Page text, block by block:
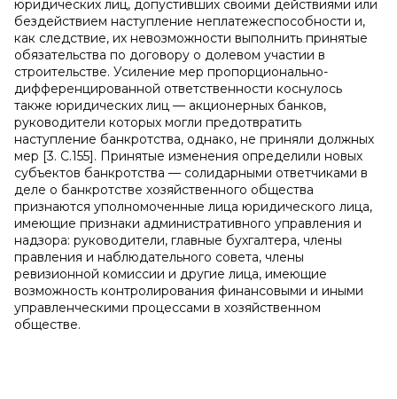
юридических лиц, допустивших своими действиями или
бездействием наступление неплатежеспособности и,
как следствие, их невозможности выполнить принятые
обязательства по договору о долевом участии в
строительстве. Усиление мер пропорционально-
дифференцированной ответственности коснулось
также юридических лиц — акционерных банков,
руководители которых могли предотвратить
наступление банкротства, однако, не приняли должных
мер [3. C.155]. Принятые изменения определили новых
субъектов банкротства — солидарными ответчиками в
деле о банкротстве хозяйственного общества
признаются уполномоченные лица юридического лица,
имеющие признаки административного управления и
надзора: руководители, главные бухгалтера, члены
правления и наблюдательного совета, члены
ревизионной комиссии и другие лица, имеющие
возможность контролирования финансовыми и иными
управленческими процессами в хозяйственном
обществе.